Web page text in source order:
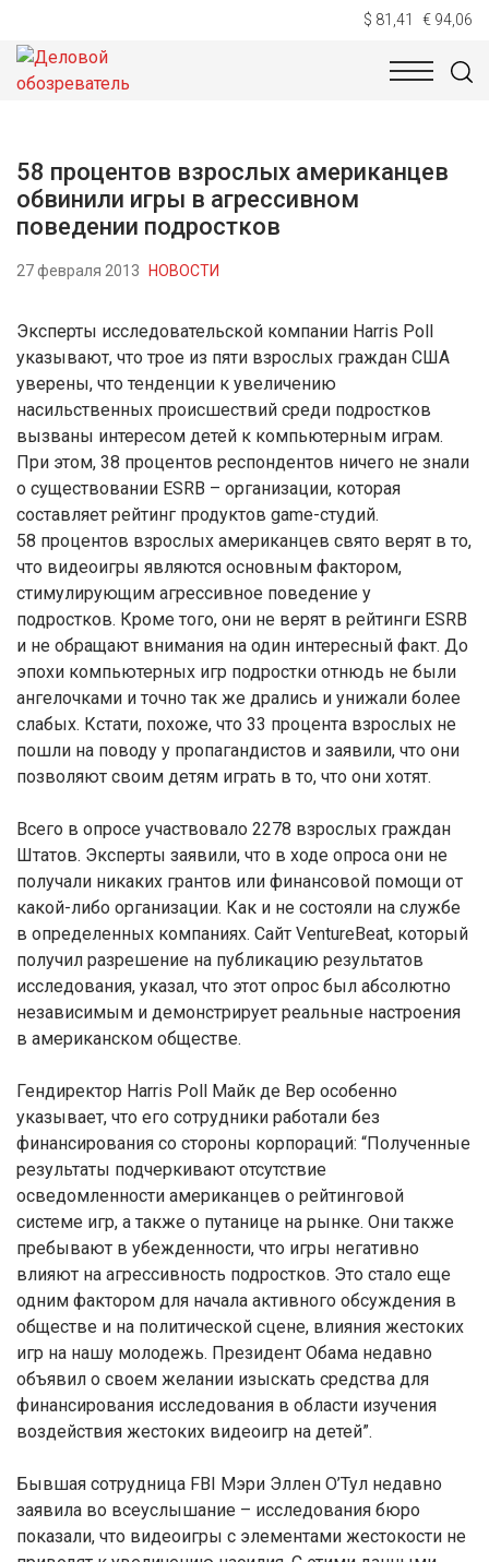
$ 81,41 € 94,06
НОВОСТИ
58 процентов взрослых американцев
обвинили игры в агрессивном
поведении подростков
27 февраля 2013 НОВОСТИ
Эксперты исследовательской компании Harris Poll
указывают, что трое из пяти взрослых граждан США
уверены, что тенденции к увеличению
насильственных происшествий среди подростков
вызваны интересом детей к компьютерным играм.
При этом, 38 процентов респондентов ничего не знали
о существовании ESRB – организации, которая
составляет рейтинг продуктов game-студий.
58 процентов взрослых американцев свято верят в то,
что видеоигры являются основным фактором,
стимулирующим агрессивное поведение у
подростков. Кроме того, они не верят в рейтинги ESRB
и не обращают внимания на один интересный факт. До
эпохи компьютерных игр подростки отнюдь не были
ангелочками и точно так же дрались и унижали более
слабых. Кстати, похоже, что 33 процента взрослых не
пошли на поводу у пропагандистов и заявили, что они
позволяют своим детям играть в то, что они хотят.
Всего в опросе участвовало 2278 взрослых граждан
Штатов. Эксперты заявили, что в ходе опроса они не
получали никаких грантов или финансовой помощи от
какой-либо организации. Как и не состояли на службе
в определенных компаниях. Сайт VentureBeat, который
получил разрешение на публикацию результатов
исследования, указал, что этот опрос был абсолютно
независимым и демонстрирует реальные настроения
в американском обществе.
Гендиректор Harris Poll Майк де Вер особенно
указывает, что его сотрудники работали без
финансирования со стороны корпораций: “Полученные
результаты подчеркивают отсутствие
осведомленности американцев о рейтинговой
системе игр, а также о путанице на рынке. Они также
пребывают в убежденности, что игры негативно
влияют на агрессивность подростков. Это стало еще
одним фактором для начала активного обсуждения в
обществе и на политической сцене, влияния жестоких
игр на нашу молодежь. Президент Обама недавно
объявил о своем желании изыскать средства для
финансирования исследования в области изучения
воздействия жестоких видеоигр на детей”.
Бывшая сотрудница FBI Мэри Эллен О’Тул недавно
заявила во всеуслышание – исследования бюро
показали, что видеоигры с элементами жестокости не